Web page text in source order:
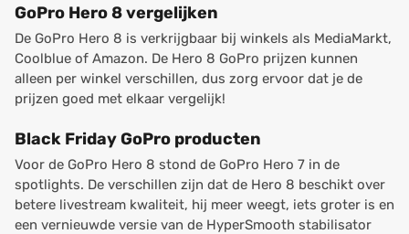
GoPro Hero 8 vergelijken
De GoPro Hero 8 is verkrijgbaar bij winkels als MediaMarkt,
Coolblue of Amazon. De Hero 8 GoPro prijzen kunnen
alleen per winkel verschillen, dus zorg ervoor dat je de
prijzen goed met elkaar vergelijk!
Black Friday GoPro producten
Voor de GoPro Hero 8 stond de GoPro Hero 7 in de
spotlights. De verschillen zijn dat de Hero 8 beschikt over
betere livestream kwaliteit, hij meer weegt, iets groter is en
een vernieuwde versie van de HyperSmooth stabilisator